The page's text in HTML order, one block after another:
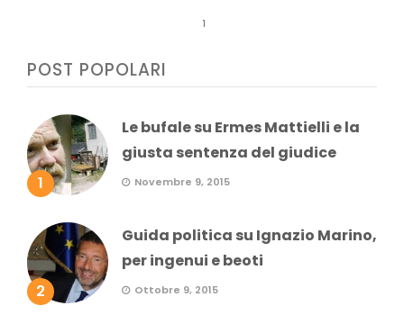
1
POST POPOLARI
1
Le bufale su Ermes Mattielli e la
giusta sentenza del giudice
Novembre 9, 2015
2
Guida politica su Ignazio Marino,
per ingenui e beoti
Ottobre 9, 2015